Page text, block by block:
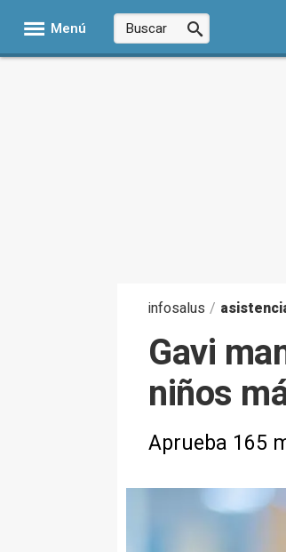
Menú
infosalus /
Gavi
niños
Aprueba 165